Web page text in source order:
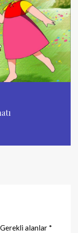
Gerekli alanlar *